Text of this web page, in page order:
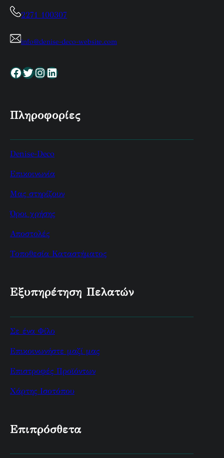
2271 100307
info@denise-deco-website.com
Facebook Twitter InstagramLinkedin
Πληροφορίες
Denise-Deco
Επικοινωνία
Μας στηρίζουν
Όροι χρήσης
Αποστολές
Τοποθεσία Καταστήματος
Εξυπηρέτηση Πελατών
Σε ένα Φίλο
Επικοινωνήστε μαζί μας
Επιστροφές Προϊόντων
Χάρτης Ισοτόπου
Επιπρόσθετα